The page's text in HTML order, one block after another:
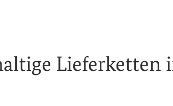
Lieferketten